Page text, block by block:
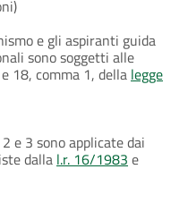
e gli aspiranti guida
sono soggetti alle
18, comma 1, della legge
e 3 sono applicate dai
dalla l.r. 16/1983 e